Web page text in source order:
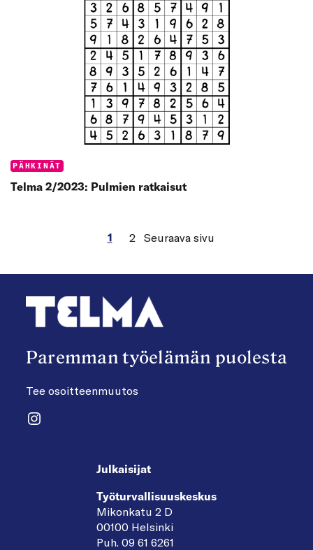
Categories:
PÄHKINÄT
Telma 2/2023: Pulmien ratkaisut
1 2 Seuraava sivu
Paremman työelämän puolesta
Tee osoitteenmuutos
Instagram
Julkaisijat
Työturvallisuuskeskus
Mikonkatu 2 D
00100 Helsinki
Puh. 09 61 6261